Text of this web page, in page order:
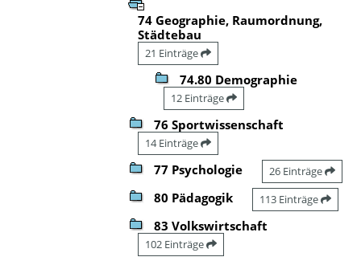
74 Geographie, Raumordnung,
Städtebau
21 Einträge
74.80 Demographie
12 Einträge
76 Sportwissenschaft
14 Einträge
77 Psychologie 26 Einträge
80 Pädagogik 113 Einträge
83 Volkswirtschaft
102 Einträge